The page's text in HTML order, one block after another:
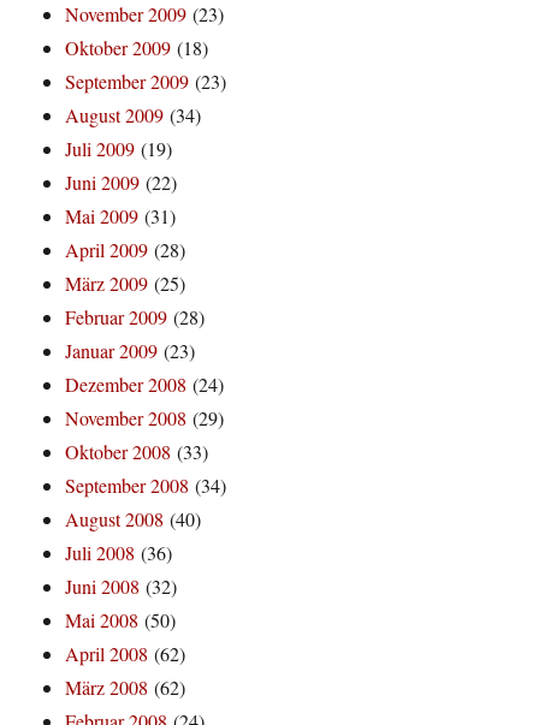
November 2009 (23)
Oktober 2009 (18)
September 2009 (23)
August 2009 (34)
Juli 2009 (19)
Juni 2009 (22)
Mai 2009 (31)
April 2009 (28)
März 2009 (25)
Februar 2009 (28)
Januar 2009 (23)
Dezember 2008 (24)
November 2008 (29)
Oktober 2008 (33)
September 2008 (34)
August 2008 (40)
Juli 2008 (36)
Juni 2008 (32)
Mai 2008 (50)
April 2008 (62)
März 2008 (62)